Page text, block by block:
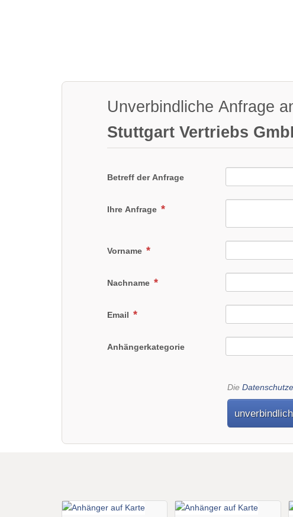
Unverbindliche Anfrage
Stuttgart Vertriebs
Betreff der Anfrage
Ihre Anfrage
Vorname
Nachname
Email
Anhängerkategorie
Die